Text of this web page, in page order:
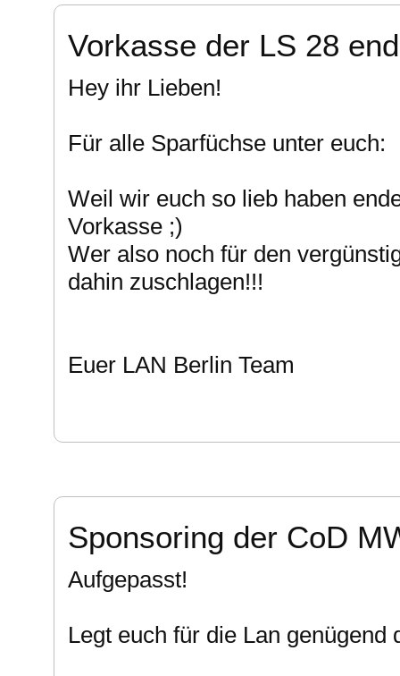
Vorkasse der LS 28
Hey ihr Lieben!
Für alle Sparfüchse unter euch:
Weil wir euch so lieb haben
Vorkasse ;)
Wer also noch für den
dahin zuschlagen!!!
Euer LAN Berlin Team
Sponsoring der CoD
Aufgepasst!
Legt euch für die Lan genügend